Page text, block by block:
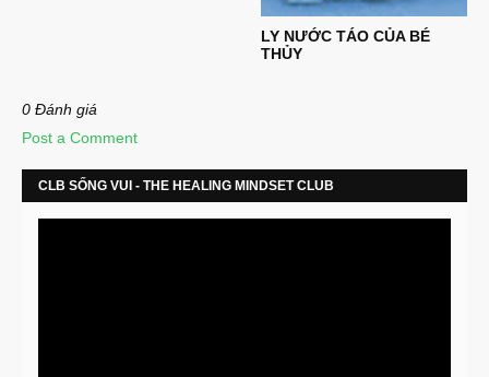
LY NƯỚC TÁO CỦA BÉ
THỦY
0 Đánh giá
Post a Comment
CLB SỐNG VUI - THE HEALING MINDSET CLUB